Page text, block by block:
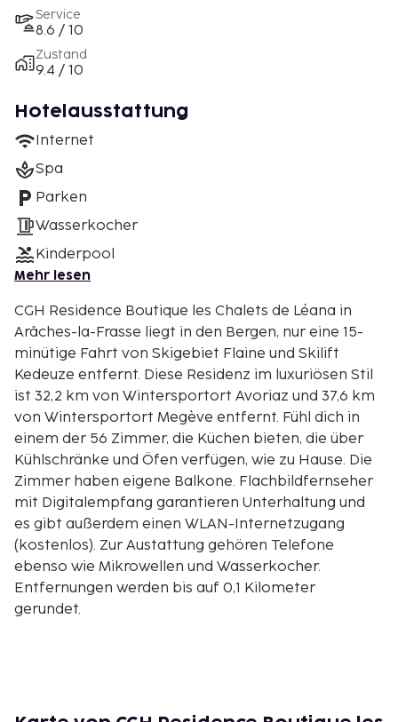
Service
8.6 / 10
Zustand
9.4 / 10
Hotelausstattung
Internet
Spa
Parken
Wasserkocher
Kinderpool
Mehr lesen
CGH Residence Boutique les Chalets de Léana in
Arâches-la-Frasse liegt in den Bergen, nur eine 15-
minütige Fahrt von Skigebiet Flaine und Skilift
Kedeuze entfernt. Diese Residenz im luxuriösen Stil
ist 32,2 km von Wintersportort Avoriaz und 37,6 km
von Wintersportort Megève entfernt. Fühl dich in
einem der 56 Zimmer, die Küchen bieten, die über
Kühlschränke und Öfen verfügen, wie zu Hause. Die
Zimmer haben eigene Balkone. Flachbildfernseher
mit Digitalempfang garantieren Unterhaltung und
es gibt außerdem einen WLAN-Internetzugang
(kostenlos). Zur Austattung gehören Telefone
ebenso wie Mikrowellen und Wasserkocher.
Entfernungen werden bis auf 0,1 Kilometer
gerundet.